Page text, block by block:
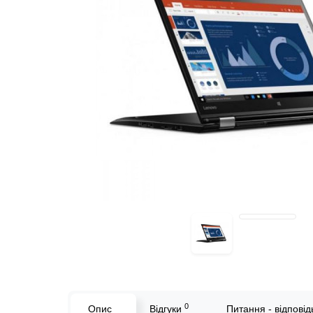
Опис Відгуки 0 Питання -